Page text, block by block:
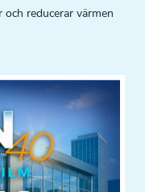
reducerar värmen